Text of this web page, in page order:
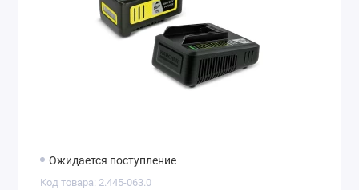
Ожидается поступление
Код товара: 2.445-063.0